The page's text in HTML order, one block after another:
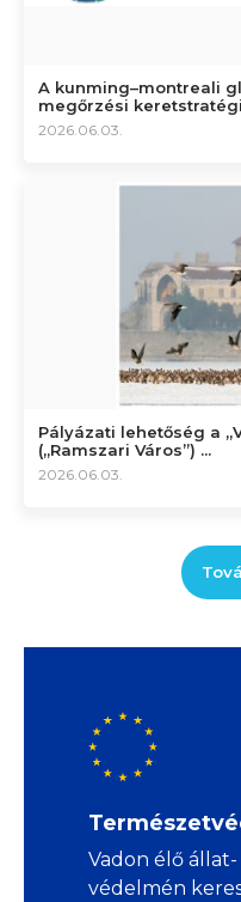
A kunming–montreali
megőrzési
2026.06.03.
Pályázati lehetőség a
(„Ramszari Város”) ...
2026.06.03.
Vadon élő
védelmén